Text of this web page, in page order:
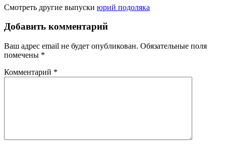
Смотреть другие выпуски юрий подоляка
Добавить комментарий
Ваш адрес email не будет опубликован. Обязательные поля
помечены *
Комментарий *